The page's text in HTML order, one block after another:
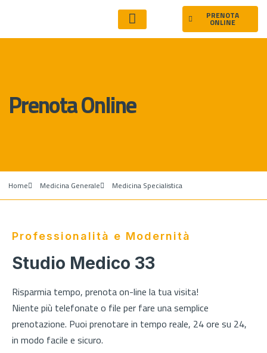
PRENOTA
ONLINE
Prenota Online
Home Medicina Generale Medicina Specialistica
Professionalità e Modernità
Studio Medico 33
Risparmia tempo, prenota on-line la tua visita!
Niente più telefonate o file per fare una semplice
prenotazione. Puoi prenotare in tempo reale, 24 ore su 24,
in modo facile e sicuro.